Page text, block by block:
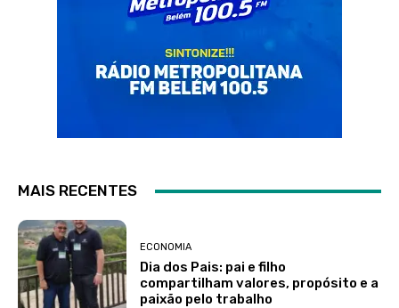
MAIS RECENTES
ECONOMIA
Dia dos Pais: pai e filho
compartilham valores, propósito e a
paixão pelo trabalho